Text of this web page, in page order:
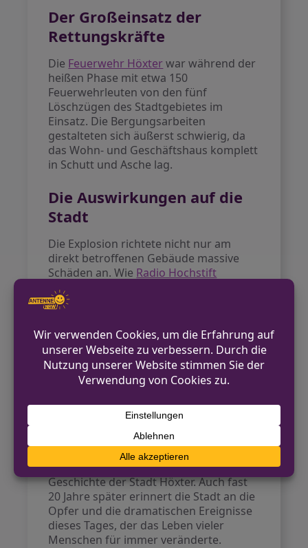
Der Großeinsatz der
Rettungskräfte
Die Feuerwehr Höxterwar während der
heißen Phase mit etwa 150
Feuerwehrleuten von den fünf
Löschzügen des Stadtgebietes im
Einsatz. Die Bergungsarbeiten
gestalteten sich äußerst schwierig, da
das Wohn- und Geschäftshaus komplett
in Schutt und Asche lag.
Die Auswirkungen auf die
Stadt
Die Explosion richtete nicht nur am
direkt betroffenen Gebäude massive
Schäden an. Wie Radio Hochstift
berichtet, wurden in der Nähe vom
Historischen Rathaus rund 100 Häuser
schwere Schäden, im weiteren Umkreis
gingen Fensterscheiben zu Bruch.
Die Aufarbeitung und
Die Ermittler stellten fest, dass die
Explosion bewusst herbeigeführt
wurde. Der Vorfall gilt bis heute als eine
der schwersten Katastrophen in der
Geschichte der Stadt Höxter. Auch fast
20 Jahre später erinnert die Stadt an die
Opfer und die dramatischen Ereignisse
dieses Tages, der das Leben vieler
Menschen für immer veränderte.